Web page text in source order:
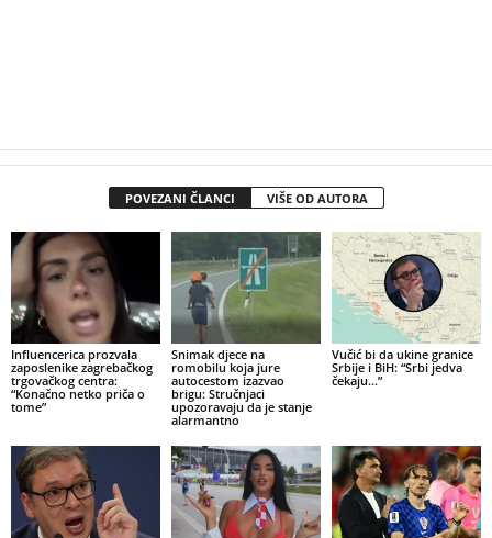
POVEZANI ČLANCI VIŠE OD AUTORA
Influencerica prozvala
zaposlenike zagrebačkog
trgovačkog centra:
“Konačno netko priča o
tome”
Snimak djece na
romobilu koja jure
autocestom izazvao
brigu: Stručnjaci
upozoravaju da je stanje
alarmantno
Vučić bi da ukine granice
Srbije i BiH: “Srbi jedva
čekaju…”